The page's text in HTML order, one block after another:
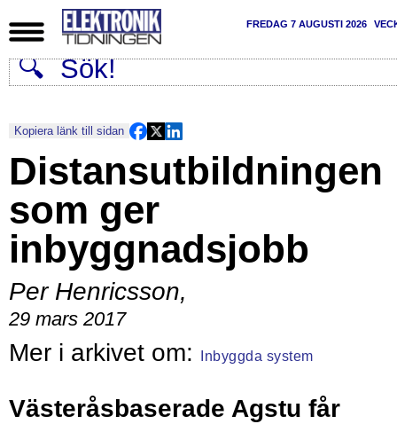
FREDAG 7 AUGUSTI 2026
Kopiera länk till sidan
Distansutbildningen
som ger
inbyggnadsjobb
Per Henricsson,
29 mars 2017
Inbyggda system
Västeråsbaserade Agstu får